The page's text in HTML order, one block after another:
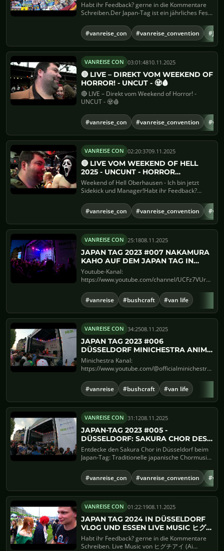
Habt ihr Feedback? gerne in die Kommentare
Schreiben.Der Japan-Tag ist ein jährliches Fest
#vanreise_con #vanreise_convention
VANREISE CON 03:01:4810.11.2025
🔴 LIVE – DIREKT VOM WEEKEND OF
HORROR! - UNCUT - 🧟🩸
🔴 LIVE – Direkt vom Weekend of Horror! -
UNCUT - 🧟🩸
#vanreise_con #vanreise_convention
VANREISE CON 02:20:3709.11.2025
🔴 LIVE VOM WEEKEND OF HELL
2025 - UNCUNT - HORROR
CONVENTION JACKY & RENE
Weekend of Hell Oberhausen - Ich bin jetzt
Sidekick und Manager!Habt ihr Feedback?
#vanreise_con #vanreise_convention
VANREISE CON 25:1808.11.2025
JAPAN TAG 2023 #007 NAKAMURA
KAHO AUF DEM JAPAN TAG IN
DÜSSELDORF
Youtube-Kanal:
https://www.youtube.com/channel/
#vanreise #bushcraft #van life
VANREISE CON 34:2508.11.2025
JAPAN TAG 2023 #006
DÜSSELDORF MINICHESTRA ANIME
TRIFFT KLASSIK
Minichestra Kanal:
https://www.youtube.com/
#vanreise #bushcraft #van life
VANREISE CON 31:1208.11.2025
JAPAN-TAG 2023 #005 -
DÜSSELDORF: SAKURA CHOR DES
JAPANISCHEN CLUBS MIT DEM
MÄNNERCHOR
Entdecke den Sakura Chor in Düsseldorf beim
Japan-Tag: Traditionelle japanische Chormusik
#vanreise_con #vanreise_convention
VANREISE CON 01:22:1908.11.2025
JAPAN TAG 2024 IN DÜSSELDORF
VLOG UND ESSEN LIVE MUSIC ヒグチ
アイ AI HIGUCHI
Habt ihr Feedback? gerne in die Kommentare
Schreiben. Live Music von ヒグチアイ (Ai